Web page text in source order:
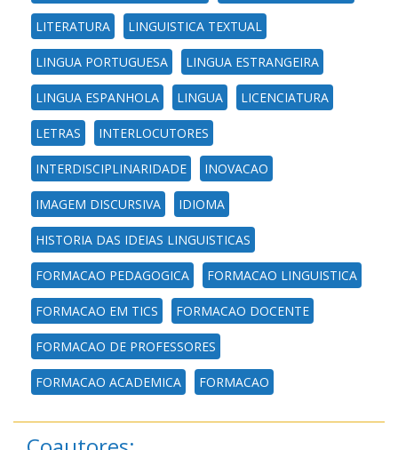
LITERATURA LINGUISTICA TEXTUAL
LINGUA PORTUGUESA LINGUA ESTRANGEIRA
LINGUA ESPANHOLA LINGUA LICENCIATURA
LETRAS INTERLOCUTORES
INTERDISCIPLINARIDADE INOVACAO
IMAGEM DISCURSIVA IDIOMA
HISTORIA DAS IDEIAS LINGUISTICAS
FORMACAO PEDAGOGICA FORMACAO LINGUISTICA
FORMACAO EM TICS FORMACAO DOCENTE
FORMACAO DE PROFESSORES
FORMACAO ACADEMICA FORMACAO